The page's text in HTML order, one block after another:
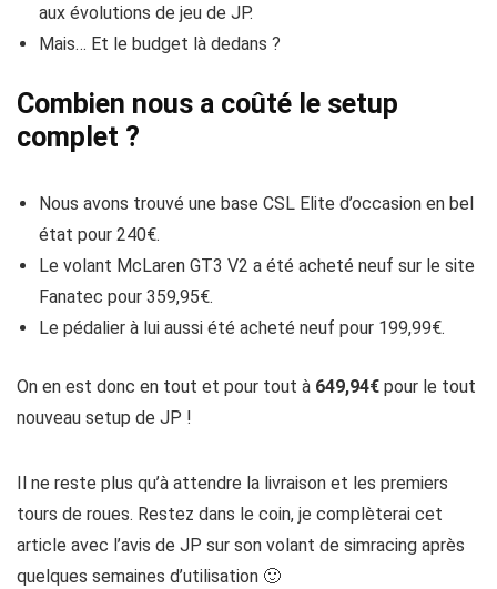
aux évolutions de jeu de JP.
Mais… Et le budget là dedans ?
Combien nous a coûté le setup
complet ?
Nous avons trouvé une base CSL Elite d’occasion en bel
état pour 240€.
Le volant McLaren GT3 V2 a été acheté neuf sur le site
Fanatec pour 359,95€.
Le pédalier à lui aussi été acheté neuf pour 199,99€.
On en est donc en tout et pour tout à 649,94€ pour le tout
nouveau setup de JP !
Il ne reste plus qu’à attendre la livraison et les premiers
tours de roues. Restez dans le coin, je complèterai cet
article avec l’avis de JP sur son volant de simracing après
quelques semaines d’utilisation 🙂